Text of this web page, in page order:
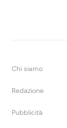
Chi siamo
Redazione
Pubblicità